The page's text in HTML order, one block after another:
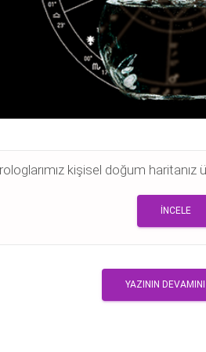
kişisel doğum haritanız
İNCELE
YAZININ